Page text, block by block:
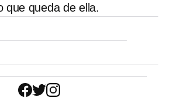
que queda de ella.